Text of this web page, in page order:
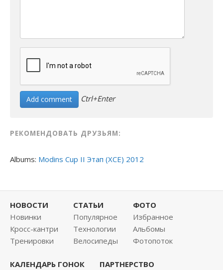
Ctrl+Enter
РЕКОМЕНДОВАТЬ ДРУЗЬЯМ:
Albums: Modins Cup II Этап (XCE) 2012
НОВОСТИ
Новинки
Кросс-кантри
Тренировки
СТАТЬИ
Популярное
Технологии
Велосипеды
ФОТО
Избранное
Альбомы
Фотопоток
КАЛЕНДАРЬ ГОНОК
ПАРТНЕРСТВО